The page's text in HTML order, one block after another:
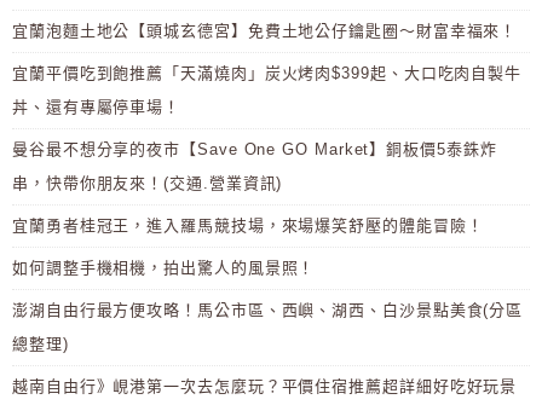
宜蘭泡麵土地公【頭城玄德宮】免費土地公仔鑰匙圈～財富幸福來！
宜蘭平價吃到飽推薦「天滿燒肉」炭火烤肉$399起、大口吃肉自製牛
丼、還有專屬停車場！
曼谷最不想分享的夜市【Save One GO Market】銅板價5泰銖炸
串，快帶你朋友來！(交通.營業資訊)
宜蘭勇者桂冠王，進入羅馬競技場，來場爆笑舒壓的體能冒險！
如何調整手機相機，拍出驚人的風景照！
澎湖自由行最方便攻略！馬公市區、西嶼、湖西、白沙景點美食(分區
總整理)
越南自由行》峴港第一次去怎麼玩？平價住宿推薦超詳細好吃好玩景